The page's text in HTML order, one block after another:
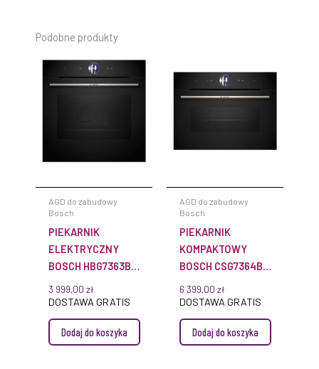
Podobne produkty
AGD do zabudowy
Bosch
PIEKARNIK
ELEKTRYCZNY
BOSCH HBG7363B1
SERIE 8 DO
ZABUDOWY
3 999,00 zł
DOSTAWA GRATIS
Dodaj do koszyka
AGD do zabudowy
Bosch
PIEKARNIK
KOMPAKTOWY
BOSCH CSG7364B1
SERIE 8 DO
ZABUDOWY
6 399,00 zł
DOSTAWA GRATIS
Dodaj do koszyka